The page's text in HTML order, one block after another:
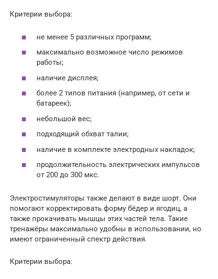
Критерии выбора:
не менее 5 различных программ;
максимально возможное число режимов
работы;
наличие дисплея;
более 2 типов питания (например, от сети и
батареек);
небольшой вес;
подходящий обхват талии;
наличие в комплекте электродных накладок;
продолжительность электрических импульсов
от 200 до 300 мкс.
Электростимуляторы также делают в виде шорт. Они
помогают корректировать форму бёдер и ягодиц, а
также прокачивать мышцы этих частей тела. Такие
тренажёры максимально удобны в использовании, но
имеют ограниченный спектр действия.
Критерии выбора: